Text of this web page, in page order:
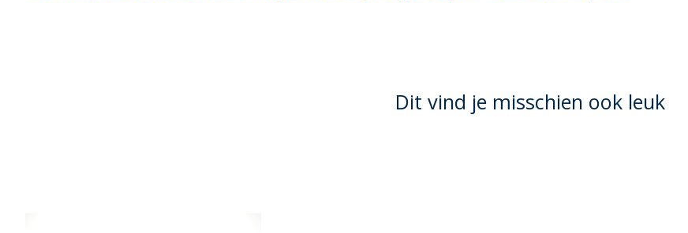
Dit vind je misschien ook leuk